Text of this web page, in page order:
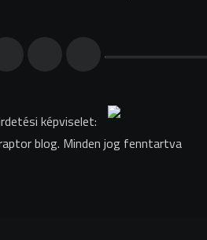
képviselet:
blog. Minden jog fenntartva